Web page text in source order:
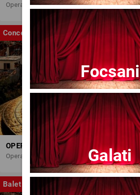
Opera Brasov
Concert
Opera Brasov
Balet
Focsani
Galati